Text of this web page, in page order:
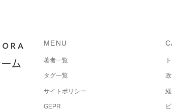
MENU
著者一覧
タグ一覧
サイトポリシー
GEPR